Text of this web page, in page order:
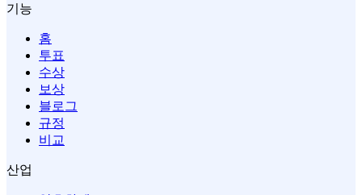
기능
홈
투표
수상
보상
블로그
규정
비교
산업